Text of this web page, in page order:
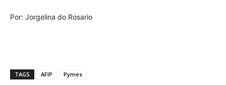
Por: Jorgelina do Rosario
TAGS AFIP Pymes